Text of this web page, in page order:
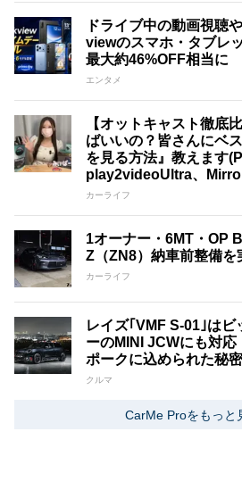
ドライブ中の動画視聴
viewのスマホ・タブレ
最大約46%OFF相当に
エンタメ
【オットキャスト徹底
ばいいの？皆さんにベ
を見る方法』教えます
play2videoUltra、
カーライフ
1オーナー・6MT・OP
Z（ZN8）納車前整備を
カーライフ
レイズ｢VMF S-01｣は
ーのMINI JCWにも対
ポークに込められた秘密
クルマ
CarMe Proをもっと